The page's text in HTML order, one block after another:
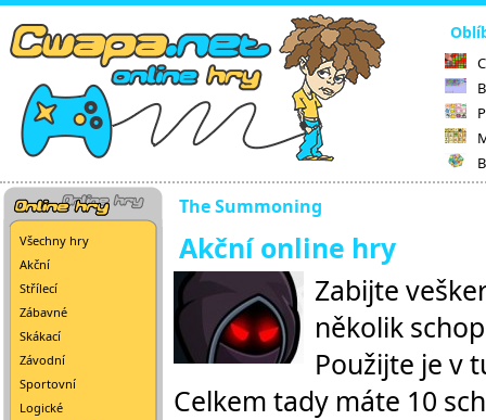
Všechny hry
Akční
Střílecí
Zábavné
Skákací
Závodní
Sportovní
Logické
The Summoning
Akční online hry
Zabijte
několik
Použijte je v
Celkem tady máte 10